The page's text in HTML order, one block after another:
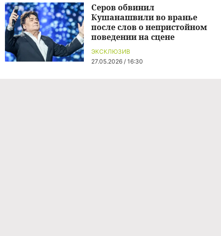
ЭКСКЛЮЗИВ
27.05.2026 / 16:30
Серов обвинил
Кушанашвили во вранье
после слов о непристойном
поведении на сцене